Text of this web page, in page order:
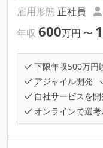
雇用形態 正社員
年収 600万円 〜
下限年収500万円
アジャイル開発
自社サービスを開
オンラインで選